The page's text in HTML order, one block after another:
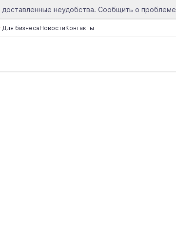
неудобства. Сообщить о проблеме
Для бизнесаНовостиКонтакты